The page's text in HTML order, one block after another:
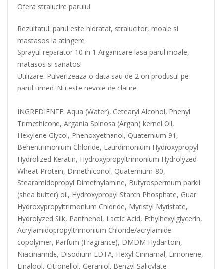
Ofera stralucire parului.
Rezultatul: parul este hidratat, stralucitor, moale si
mastasos la atingere
Sprayul reparator 10 in 1 Arganicare lasa parul moale,
matasos si sanatos!
Utilizare: Pulverizeaza o data sau de 2 ori produsul pe
parul umed. Nu este nevoie de clatire.
INGREDIENTE: Aqua (Water), Cetearyl Alcohol, Phenyl
Trimethicone, Argania Spinosa (Argan) kernel Oil,
Hexylene Glycol, Phenoxyethanol, Quaternium-91,
Behentrimonium Chloride, Laurdimonium Hydroxypropyl
Hydrolized Keratin, Hydroxypropyltrimonium Hydrolyzed
Wheat Protein, Dimethiconol, Quaternium-80,
Stearamidopropyl Dimethylamine, Butyrospermum parkii
(shea butter) oil, Hydroxypropyl Starch Phosphate, Guar
Hydroxypropyltrimonium Chloride, Myristyl Myristate,
Hydrolyzed Silk, Panthenol, Lactic Acid, Ethylhexylglycerin,
Acrylamidopropyltrimonium Chloride/acrylamide
copolymer, Parfum (Fragrance), DMDM Hydantoin,
Niacinamide, Disodium EDTA, Hexyl Cinnamal, Limonene,
Linalool, Citronellol, Geraniol, Benzyl Salicylate.